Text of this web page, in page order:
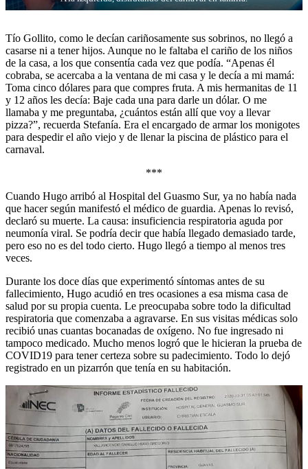
Tío Gollito, como le decían cariñosamente sus sobrinos, no llegó a
casarse ni a tener hijos. Aunque no le faltaba el cariño de los niños
de la casa, a los que consentía cada vez que podía. “Apenas él
cobraba, se acercaba a la ventana de mi casa y le decía a mi mamá:
Toma cinco dólares para que compres fruta. A mis hermanitas de 11
y 12 años les decía: Baje cada una para darle un dólar. O me
llamaba y me preguntaba, ¿cuántos están allí que voy a llevar
pizza?”, recuerda Stefanía. Era el encargado de armar los monigotes
para despedir el año viejo y de llenar la piscina de plástico para el
carnaval.
***
Cuando Hugo arribó al Hospital del Guasmo Sur, ya no había nada
que hacer según manifestó el médico de guardia. Apenas lo revisó,
declaró su muerte. La causa: insuficiencia respiratoria aguda por
neumonía viral. Se podría decir que había llegado demasiado tarde,
pero eso no es del todo cierto. Hugo llegó a tiempo al menos tres
veces.
Durante los doce días que experimentó síntomas antes de su
fallecimiento, Hugo acudió en tres ocasiones a esa misma casa de
salud por su propia cuenta. Le preocupaba sobre todo la dificultad
respiratoria que comenzaba a agravarse. En sus visitas médicas solo
recibió unas cuantas bocanadas de oxígeno. No fue ingresado ni
tampoco medicado. Mucho menos logró que le hicieran la prueba de
COVID19 para tener certeza sobre su padecimiento. Todo lo dejó
registrado en un pizarrón que tenía en su habitación.